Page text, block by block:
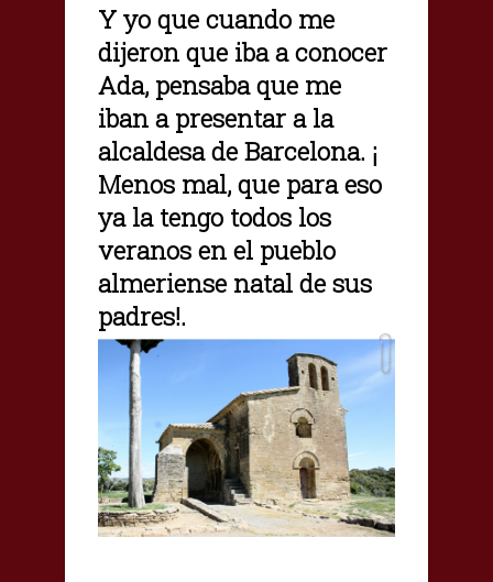
Y yo que cuando me
dijeron que iba a conocer
Ada, pensaba que me
iban a presentar a la
alcaldesa de Barcelona. ¡
Menos mal, que para eso
ya la tengo todos los
veranos en el pueblo
almeriense natal de sus
padres!.